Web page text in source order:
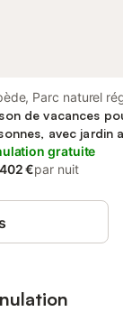
Parc naturel
de vacances
avec jardin
gratuite
€par nuit